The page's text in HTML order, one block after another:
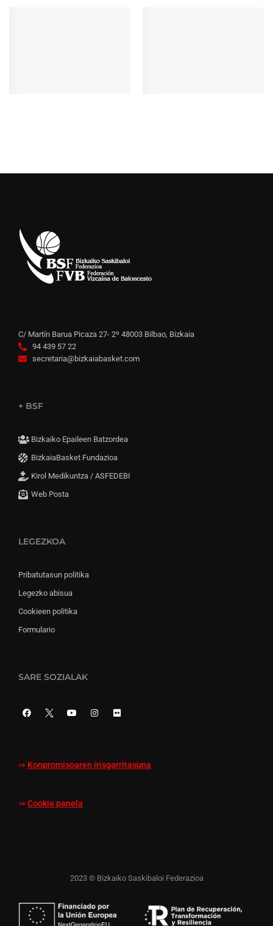
C/ Martín Barua Picaza 27- 2º 48003 Bilbao, Bizkaia
94 439 57 22
secretaria@bizkaiabasket.com
+ BSF
Bizkaiko Epaileen Batzordea
BizkaiaBasket Fundazioa
Kirol Medikuntza / ASFEDEBI
Web Posta
LEGEZKOA
Pribatutasun politika
Legezko abisua
Cookieen politika
Formulario
SARE SOZIALAK
⇒ Konpromisoaren irisgarritasuna
⇒ Cookie panela
2023 © Bizkaiko Saskibaloi Federazioa